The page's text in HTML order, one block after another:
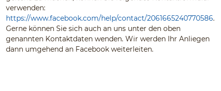
verwenden:
https://www.facebook.com/help/contact/2061665240770586.
Gerne können Sie sich auch an uns unter den oben
genannten Kontaktdaten wenden. Wir werden Ihr Anliegen
dann umgehend an Facebook weiterleiten.